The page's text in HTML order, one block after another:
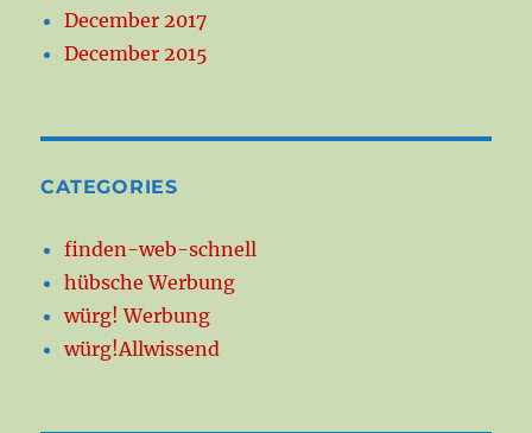
December 2017
December 2015
CATEGORIES
finden-web-schnell
hübsche Werbung
würg! Werbung
würg!Allwissend